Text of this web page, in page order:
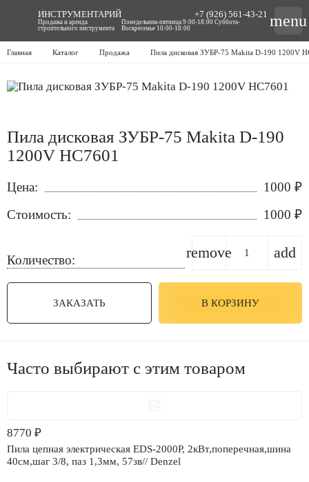
Главная Каталог Продажа Пила дисковая ЗУБР-75 Makita D-190 1200V
Пила дисковая ЗУБР-75 Makita D-190
1200V HC7601
Цена: 1000 ₽
Стоимость:
1000 ₽
Количество: remove add
ЗАКАЗАТЬ В КОРЗИНУ
Часто выбирают с этим товаром
8770 ₽
Пила цепная электрическая EDS-2000P, 2кВт,поперечная,шина
40см,шаг 3/8, паз 1,3мм, 57зв// Denzel
ИНСТРУМЕНТАРИЙ
Продажа и аренда
строительного инструмента
+7 (926) 561-43-21
Понедельник-пятница 9:00-18:00 Суббота-
Воскресенье 10:00-18:00
menu